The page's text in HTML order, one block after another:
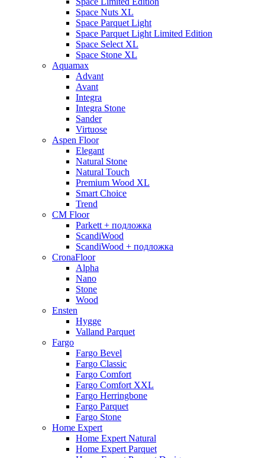
Space Nuts XL
Space Parquet Light
Space Parquet Light Limited Edition
Space Select XL
Space Stone XL
Aquamax
Advant
Avant
Integra
Integra Stone
Sander
Virtuose
Aspen Floor
Elegant
Natural Stone
Natural Touch
Premium Wood XL
Smart Choice
Trend
CM Floor
Parkett + подложка
ScandiWood
ScandiWood + подложка
CronaFloor
Alpha
Nano
Stone
Wood
Ensten
Hygge
Valland Parquet
Fargo
Fargo Bevel
Fargo Classic
Fargo Comfort
Fargo Comfort XXL
Fargo Herringbone
Fargo Parquet
Fargo Stone
Home Expert
Home Expert Natural
Home Expert Parquet